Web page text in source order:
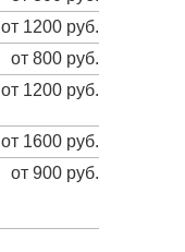
от 1200 руб.
от 800 руб.
от 1200 руб.
от 1600 руб.
от 900 руб.